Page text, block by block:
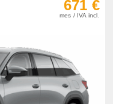
671 €
mes / IVA incl.